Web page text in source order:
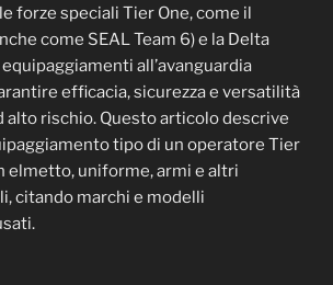
forze speciali Tier One, come il
come SEAL Team 6) e la Delta
all’avanguardia
efficacia, sicurezza e versatilità
alto rischio. Questo articolo descrive
tipo di un operatore Tier
elmetto, uniforme, armi e altri
citando marchi e modelli